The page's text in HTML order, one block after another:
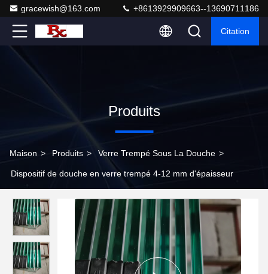
gracewish@163.com +8613929909663--13690711186
Citation
Produits
Maison > Produits > Verre Trempé Sous La Douche >
Dispositif de douche en verre trempé 4-12 mm d'épaisseur